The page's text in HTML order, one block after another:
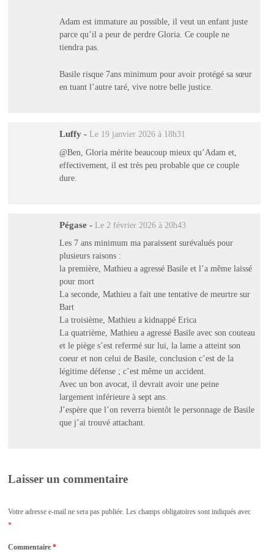
Adam est immature au possible, il veut un enfant juste
parce qu’il a peur de perdre Gloria. Ce couple ne
tiendra pas.
Basile risque 7ans minimum pour avoir protégé sa sœur
en tuant l’autre taré, vive notre belle justice.
Luffy - Le 19 janvier 2026 à 18h31
@Ben, Gloria mérite beaucoup mieux qu’Adam et,
effectivement, il est très peu probable que ce couple
dure.
Pégase - Le 2 février 2026 à 20h43
Les 7 ans minimum ma paraissent surévalués pour
plusieurs raisons :
la première, Mathieu a agressé Basile et l’a même laissé
pour mort
La seconde, Mathieu a fait une tentative de meurtre sur
Bart
La troisième, Mathieu a kidnappé Erica
La quatrième, Mathieu a agressé Basile avec son couteau
et le piège s’est refermé sur lui, la lame a atteint son
coeur et non celui de Basile, conclusion c’est de la
légitime défense ; c’est même un accident.
Avec un bon avocat, il devrait avoir une peine
largement inférieure à sept ans.
J’espère que l’on reverra bientôt le personnage de Basile
que j’ai trouvé attachant.
Laisser un commentaire
Votre adresse e-mail ne sera pas publiée. Les champs obligatoires sont indiqués avec
*
Commentaire*